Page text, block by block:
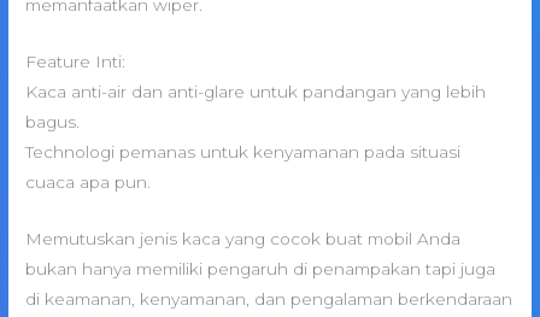
memanfaatkan wiper.
Feature Inti:
Kaca anti-air dan anti-glare untuk pandangan yang lebih
bagus.
Technologi pemanas untuk kenyamanan pada situasi
cuaca apa pun.
Memutuskan jenis kaca yang cocok buat mobil Anda
bukan hanya memiliki pengaruh di penampakan tapi juga
di keamanan, kenyamanan, dan pengalaman berkendaraan